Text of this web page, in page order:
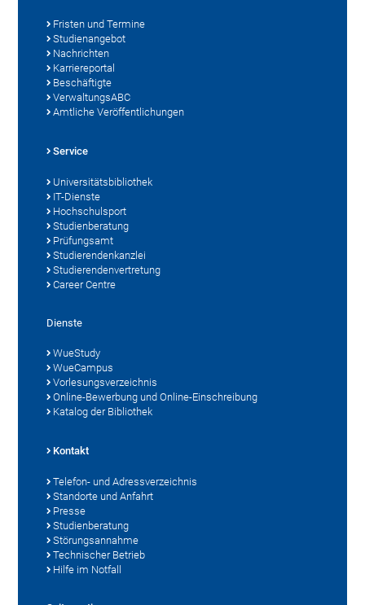
Fristen und Termine
Studienangebot
Nachrichten
Karriereportal
Beschäftigte
VerwaltungsABC
Amtliche Veröffentlichungen
Service
Universitätsbibliothek
IT-Dienste
Hochschulsport
Studienberatung
Prüfungsamt
Studierendenkanzlei
Studierendenvertretung
Career Centre
Dienste
WueStudy
WueCampus
Vorlesungsverzeichnis
Online-Bewerbung und Online-Einschreibung
Katalog der Bibliothek
Kontakt
Telefon- und Adressverzeichnis
Standorte und Anfahrt
Presse
Studienberatung
Störungsannahme
Technischer Betrieb
Hilfe im Notfall